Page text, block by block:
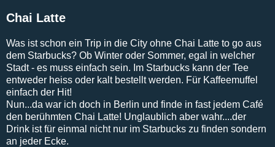
Chai Latte
Was ist schon ein Trip in die City ohne Chai Latte to go aus
dem Starbucks? Ob Winter oder Sommer, egal in welcher
Stadt - es muss einfach sein. Im Starbucks kann der Tee
entweder heiss oder kalt bestellt werden. Für Kaffeemuffel
einfach der Hit!
Nun...da war ich doch in Berlin und finde in fast jedem Café
den berühmten Chai Latte! Unglaublich aber wahr....der
Drink ist für einmal nicht nur im Starbucks zu finden sondern
an jeder Ecke.